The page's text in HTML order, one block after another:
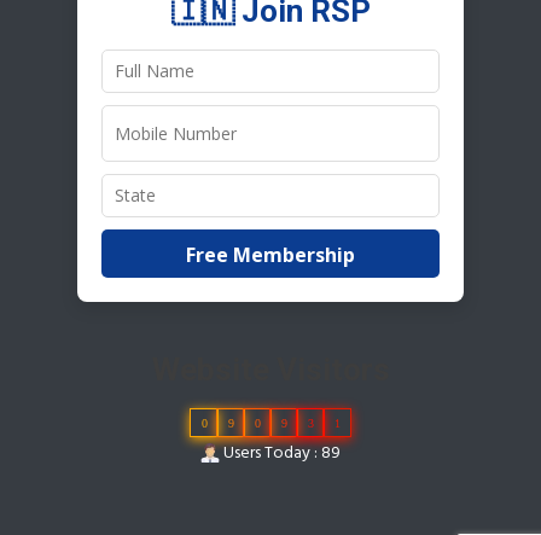
🇮🇳 Join RSP
Free Membership
0 9 0 9 3 1
Users Today : 89